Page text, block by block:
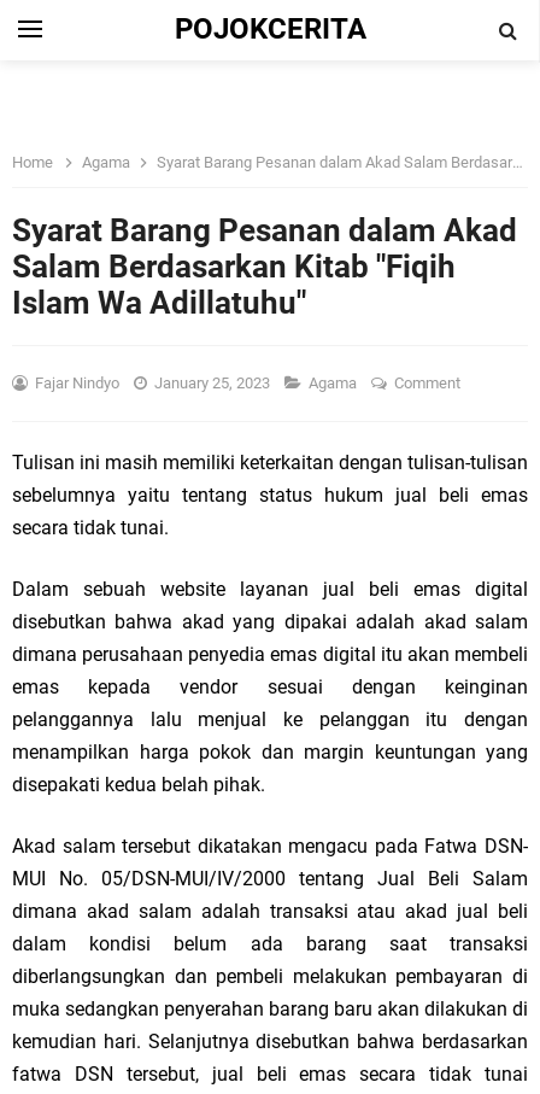
POJOKCERITA
Home Agama Syarat Barang Pesanan dalam Akad Salam Berdasarkan Kitab "Fiqih Islam Wa Adillatuhu"
Syarat Barang Pesanan dalam Akad
Salam Berdasarkan Kitab "Fiqih
Islam Wa Adillatuhu"
Fajar Nindyo January 25, 2023 Agama Comment
Tulisan ini masih memiliki keterkaitan dengan tulisan-tulisan
sebelumnya yaitu tentang status hukum jual beli emas
secara tidak tunai.
Dalam sebuah website layanan jual beli emas digital
disebutkan bahwa akad yang dipakai adalah akad salam
dimana perusahaan penyedia emas digital itu akan membeli
emas kepada vendor sesuai dengan keinginan
pelanggannya lalu menjual ke pelanggan itu dengan
menampilkan harga pokok dan margin keuntungan yang
disepakati kedua belah pihak.
Akad salam tersebut dikatakan mengacu pada Fatwa DSN-
MUI No. 05/DSN-MUI/IV/2000 tentang Jual Beli Salam
dimana akad salam adalah transaksi atau akad jual beli
dalam kondisi belum ada barang saat transaksi
diberlangsungkan dan pembeli melakukan pembayaran di
muka sedangkan penyerahan barang baru akan dilakukan di
kemudian hari. Selanjutnya disebutkan bahwa berdasarkan
fatwa DSN tersebut, jual beli emas secara tidak tunai